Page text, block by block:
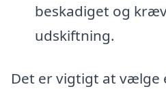
beskadiget og
udskiftning.
Det er vigtigt at vælge